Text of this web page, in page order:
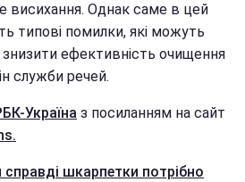
висихання. Однак саме в цей
типові помилки, які можуть
ефективність очищення
служби речей.
Україна з посиланням на сайт
справді шкарпетки потрібно